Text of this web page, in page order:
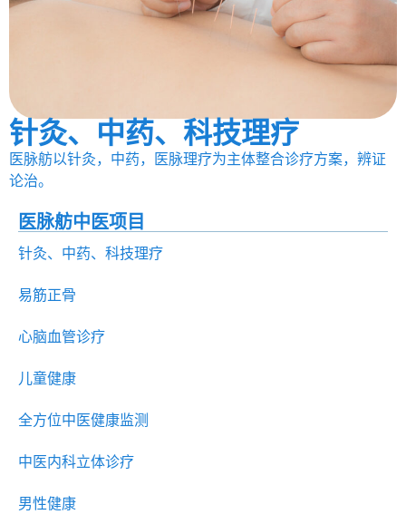
医脉舫中医项目
针灸、中药、科技理疗
易筋正骨
心脑血管诊疗
儿童健康
全方位中医健康监测
中医内科立体诊疗
男性健康
针灸、中药、科技理疗
医脉舫以针灸，中药，医脉理疗为主体整合诊疗方案，辨证
论治。